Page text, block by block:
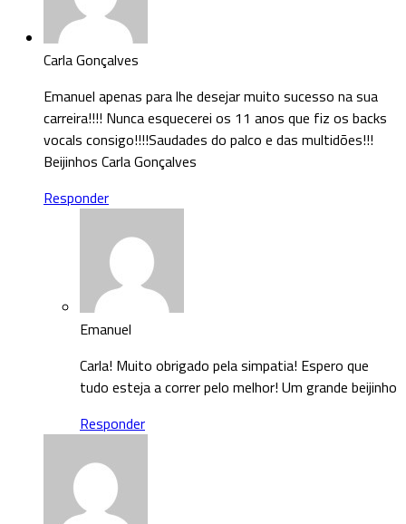
Carla Gonçalves
Emanuel apenas para lhe desejar muito sucesso na sua
carreira!!!! Nunca esquecerei os 11 anos que fiz os backs
vocals consigo!!!!Saudades do palco e das multidões!!!
Beijinhos Carla Gonçalves
Responder
Emanuel
Carla! Muito obrigado pela simpatia! Espero que
tudo esteja a correr pelo melhor! Um grande beijinho
Responder